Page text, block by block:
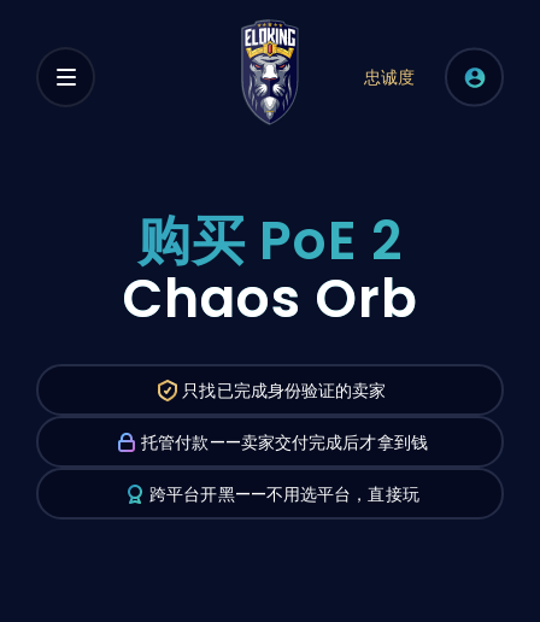
忠诚度
购买 PoE 2
Chaos Orb
只找已完成身份验证的卖家
托管付款——卖家交付完成后才拿到钱
跨平台开黑——不用选平台，直接玩